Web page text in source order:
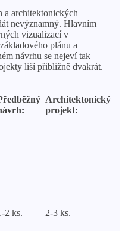
a architektonických
nevýznamný. Hlavním
vizualizací v
plánu a
návrhu se nejeví tak
liší přibližně dvakrát.
Architektonický
projekt:
2 ks.
2-3 ks.